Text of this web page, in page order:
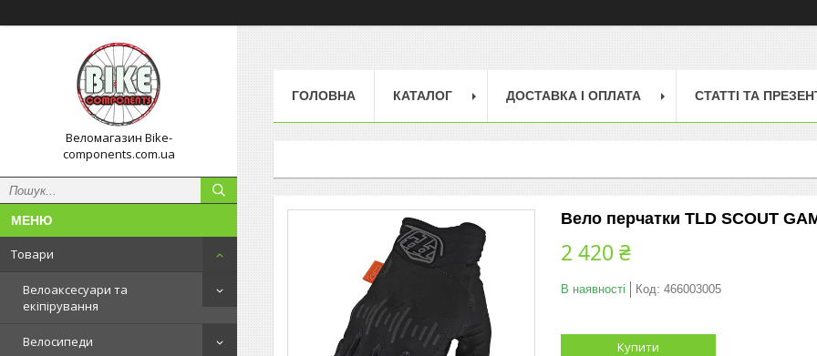
Веломагазин Bike-
components.com.ua
Товари
Велоаксесуари та
екіпірування
Велосипеди
ГОЛОВНА КАТАЛОГ ДОСТАВКА І ОПЛАТА СТАТТІ ТА
Вело перчатки TLD SCOUT
2 420 ₴
В наявності Код: 466003005
Купити